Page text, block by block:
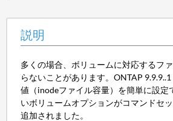
説明
多くの場合、ボリュームに対応するフ
らないことがあります。ONTAP
値（inodeファイル容量）を簡単に設定
いボリュームオプションがコマンドセッ
追加されました。